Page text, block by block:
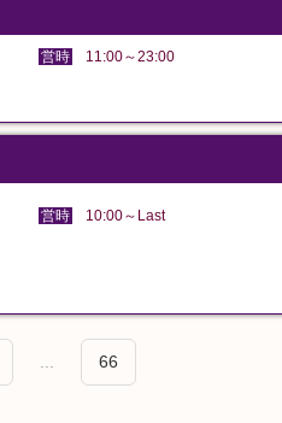
営時
11:00～23:00
営時
10:00～Last
66